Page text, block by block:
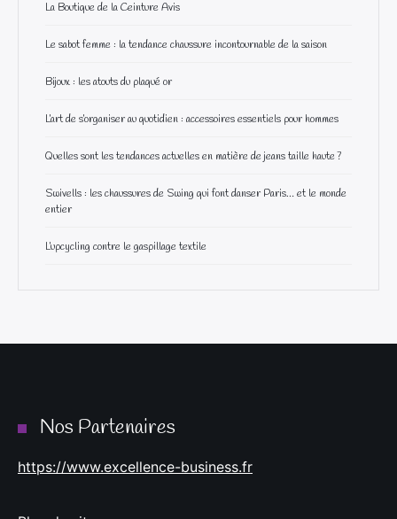
La Boutique de la Ceinture Avis
Le sabot femme : la tendance chaussure incontournable de la saison
Bijoux : les atouts du plaqué or
L’art de s’organiser au quotidien : accessoires essentiels pour hommes
Quelles sont les tendances actuelles en matière de jeans taille haute ?
Swivells : les chaussures de Swing qui font danser Paris… et le monde
entier
L’upcycling contre le gaspillage textile
Nos Partenaires
https://www.excellence-business.fr